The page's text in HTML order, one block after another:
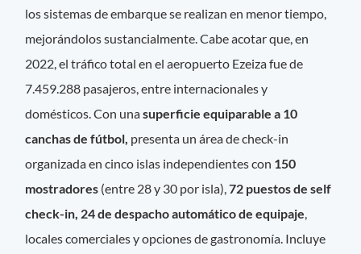
los sistemas de embarque se realizan en menor tiempo,
mejorándolos sustancialmente. Cabe acotar que, en
2022, el tráfico total en el aeropuerto Ezeiza fue de
7.459.288 pasajeros, entre internacionales y
domésticos. Con unasuperficie equiparable a 10
canchas de fútbol, presenta un área de check-in
organizada en cinco islas independientes con 150
mostradores (entre 28 y 30 por isla),72 puestos de self
check-in, 24 de despacho automático de equipaje,
locales comerciales y opciones de gastronomía. Incluye